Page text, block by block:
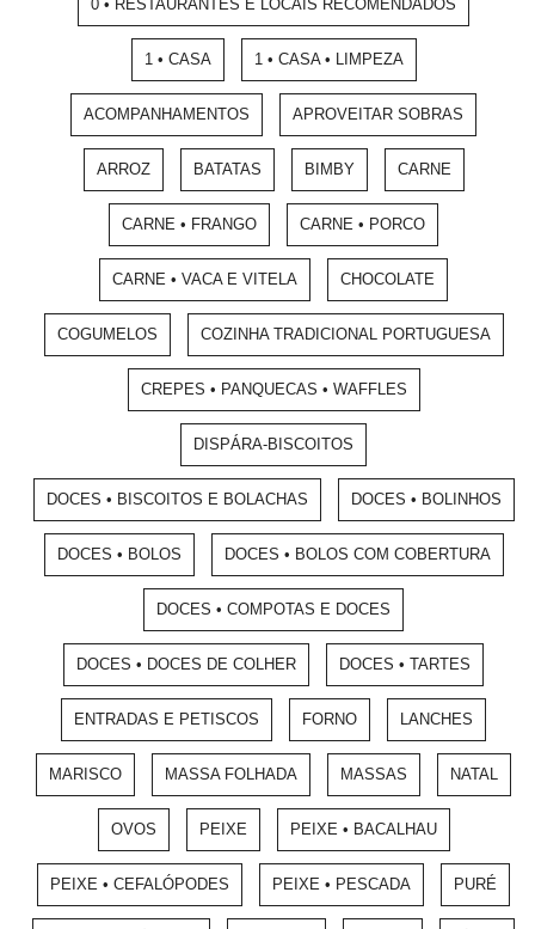
0 • RESTAURANTES E LOCAIS RECOMENDADOS
1 • CASA 1 • CASA • LIMPEZA
ACOMPANHAMENTOS APROVEITAR SOBRAS
ARROZ BATATAS BIMBY CARNE
CARNE • FRANGO CARNE • PORCO
CARNE • VACA E VITELA CHOCOLATE
COGUMELOS COZINHA TRADICIONAL PORTUGUESA
CREPES • PANQUECAS • WAFFLES
DISPÁRA-BISCOITOS
DOCES • BISCOITOS E BOLACHAS DOCES • BOLINHOS
DOCES • BOLOS DOCES • BOLOS COM COBERTURA
DOCES • COMPOTAS E DOCES
DOCES • DOCES DE COLHER DOCES • TARTES
ENTRADAS E PETISCOS FORNO LANCHES
MARISCO MASSA FOLHADA MASSAS NATAL
OVOS PEIXE PEIXE • BACALHAU
PEIXE • CEFALÓPODES PEIXE • PESCADA PURÉ